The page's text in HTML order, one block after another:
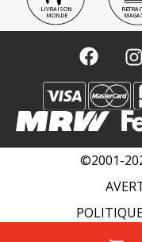
LIVRAISON
MONDE
©2001-
POLITIQUE DE